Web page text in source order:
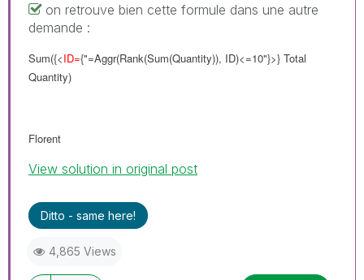
on retrouve bien cette formule dans une autre
demande :
Sum({<ID={"=Aggr(Rank(Sum(Quantity)), ID)<=10"}>} Total
Quantity)
Florent
View solution in original post
Ditto - same here!
4,865 Views